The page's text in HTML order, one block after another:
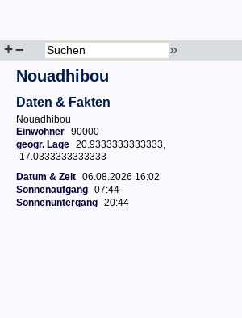
+– »
Nouadhibou
Daten & Fakten
Nouadhibou
Einwohner 90000
geogr. Lage 20.9333333333333,
-17.0333333333333
Datum & Zeit 06.08.2026 16:02
Sonnenaufgang 07:44
Sonnenuntergang 20:44